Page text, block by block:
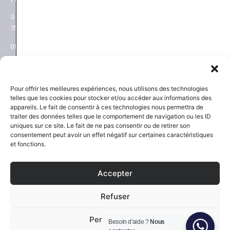
Pour offrir les meilleures expériences, nous utilisons des technologies
telles que les cookies pour stocker et/ou accéder aux informations des
appareils. Le fait de consentir à ces technologies nous permettra de
traiter des données telles que le comportement de navigation ou les ID
uniques sur ce site. Le fait de ne pas consentir ou de retirer son
consentement peut avoir un effet négatif sur certaines caractéristiques
et fonctions.
Accepter
Refuser
Personnaliser
3 place des Ternes
75017 Paris
01 53 81 69 08
NEWSLETTER
Découvrez les actualités
et les nouveautés
SAVOIR-FAIRE
La Maison
Joaillier négociant
Engagements
Guide des pierres
Guide joaillerie
SERVICES NOUS SUIVRE
LinkedIn
Besoin d'aide ? Nous